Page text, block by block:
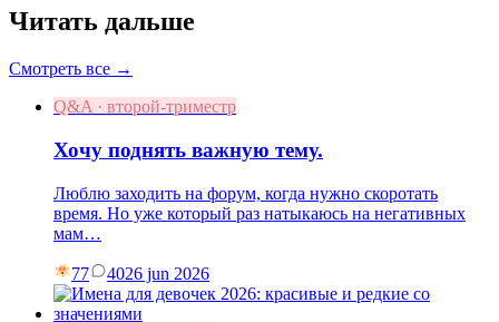
Читать дальше
Смотреть все →
Q&A · второй-триместр
Хочу поднять важную тему.
Люблю заходить на форум, когда нужно скоротать
время. Но уже который раз натыкаюсь на негативных
мам…
77 4026 jun 2026